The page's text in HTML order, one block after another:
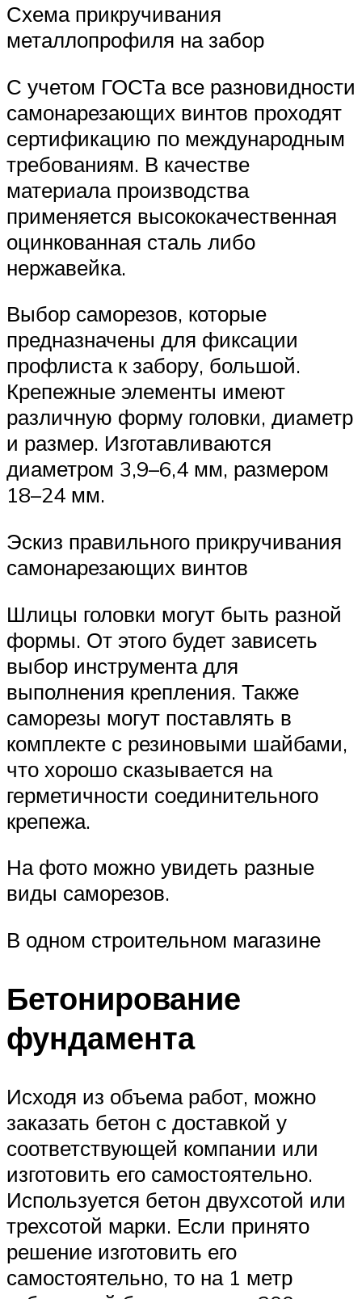
Схема прикручивания
металлопрофиля на забор
С учетом ГОСТа все разновидности
самонарезающих винтов проходят
сертификацию по международным
требованиям. В качестве
материала производства
применяется высококачественная
оцинкованная сталь либо
нержавейка.
Выбор саморезов, которые
предназначены для фиксации
профлиста к забору, большой.
Крепежные элементы имеют
различную форму головки, диаметр
и размер. Изготавливаются
диаметром 3,9–6,4 мм, размером
18–24 мм.
Эскиз правильного прикручивания
самонарезающих винтов
Шлицы головки могут быть разной
формы. От этого будет зависеть
выбор инструмента для
выполнения крепления. Также
саморезы могут поставлять в
комплекте с резиновыми шайбами,
что хорошо сказывается на
герметичности соединительного
крепежа.
На фото можно увидеть разные
виды саморезов.
В одном строительном магазине
Бетонирование
фундамента
Исходя из объема работ, можно
заказать бетон с доставкой у
соответствующей компании или
изготовить его самостоятельно.
Используется бетон двухсотой или
трехсотой марки. Если принято
решение изготовить его
самостоятельно, то на 1 метр